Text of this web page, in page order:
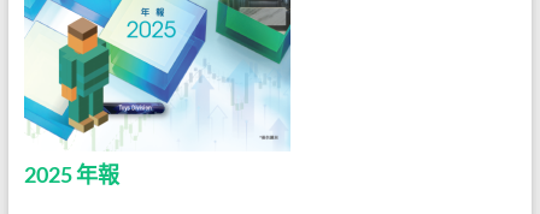
2025 年報